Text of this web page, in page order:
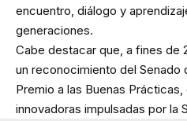
encuentro, diálogo y
generaciones.
Cabe destacar que, a fines de
un reconocimiento del Senado
Premio a las Buenas
innovadoras impulsadas por la